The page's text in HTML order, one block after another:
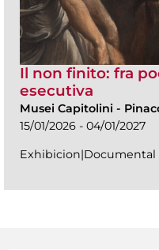
Il non finito: fra
esecutiva
Musei Capitolini -
15/01/2026 - 04/01/2027
Exhibicion|Documental